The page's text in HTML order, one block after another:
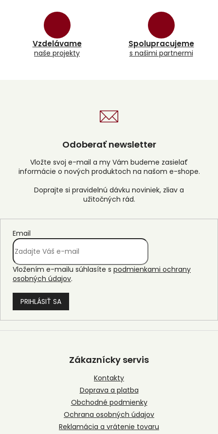
u
Vzdelávame
naše projekty
Spolupracujeme
s našimi partnermi
Odoberať newsletter
Vložte svoj e-mail a my Vám budeme zasielať
informácie o nových produktoch na našom e-shope.
Email
Vložením e-mailu súhlasíte s podmienkami ochrany
osobných údajov.
PRIHLÁSIŤ SA
Z
Zákaznícky servis
Kontakty
Doprava a platba
Obchodné podmienky
Ochrana osobných údajov
Reklamácia a vrátenie tovaru